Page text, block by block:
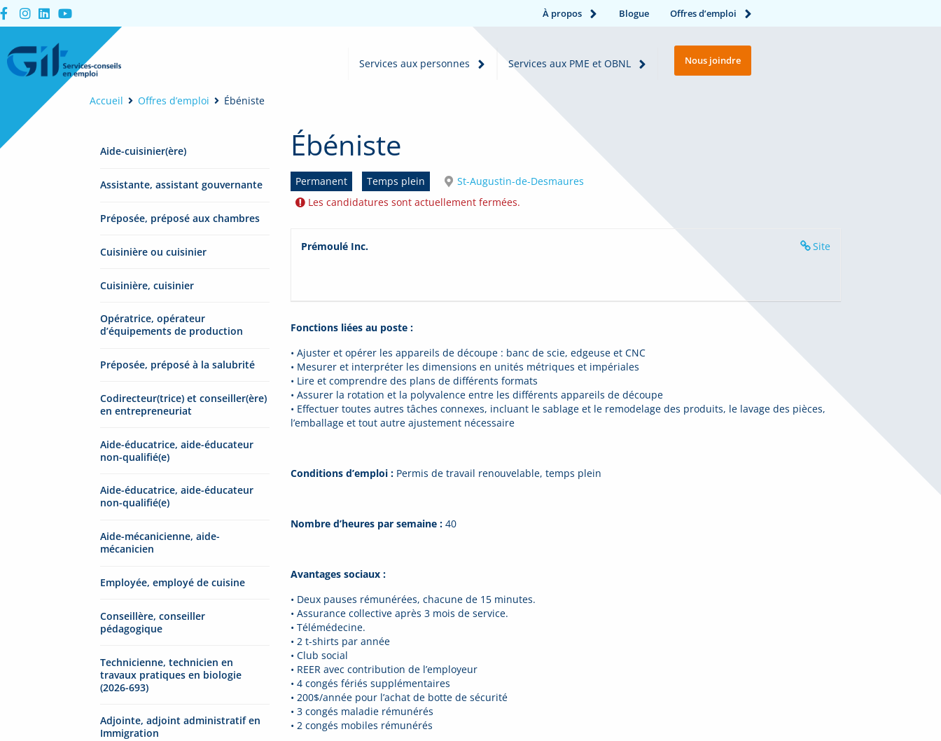
À propos Blogue Offres d’emploi
Services aux personnes Services aux PME et OBNL Nous joindre
Accueil Offres d’emploi Ébéniste
Aide-cuisinier(ère)
Assistante, assistant gouvernante
Préposée, préposé aux chambres
Cuisinière ou cuisinier
Cuisinière, cuisinier
Opératrice, opérateur
d’équipements de production
Préposée, préposé à la salubrité
Codirecteur(trice) et conseiller(ère)
en entrepreneuriat
Aide-éducatrice, aide-éducateur
non-qualifié(e)
Aide-éducatrice, aide-éducateur
non-qualifié(e)
Aide-mécanicienne, aide-
mécanicien
Employée, employé de cuisine
Conseillère, conseiller
pédagogique
Technicienne, technicien en
travaux pratiques en biologie
(2026-693)
Adjointe, adjoint administratif en
Immigration
Ébéniste
Permanent Temps plein
St-Augustin-de-Desmaures
Les candidatures sont actuellement fermées.
Site
Prémoulé Inc.
Fonctions liées au poste :
• Ajuster et opérer les appareils de découpe : banc de scie, edgeuse et CNC
• Mesurer et interpréter les dimensions en unités métriques et impériales
• Lire et comprendre des plans de différents formats
• Assurer la rotation et la polyvalence entre les différents appareils de découpe
• Effectuer toutes autres tâches connexes, incluant le sablage et le remodelage des produits, le lavage des pièces,
l’emballage et tout autre ajustement nécessaire
Conditions d’emploi : Permis de travail renouvelable, temps plein
Nombre d’heures par semaine : 40
Avantages sociaux :
• Deux pauses rémunérées, chacune de 15 minutes.
• Assurance collective après 3 mois de service.
• Télémédecine.
• 2 t-shirts par année
• Club social
• REER avec contribution de l’employeur
• 4 congés fériés supplémentaires
• 200$/année pour l’achat de botte de sécurité
• 3 congés maladie rémunérés
• 2 congés mobiles rémunérés